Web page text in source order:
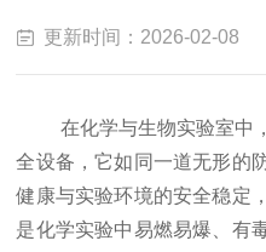
更新时间：2026-02-08
在化学与生物实验室中
全设备，它如同一道无形的
健康与实验环境的安全稳定
是化学实验中易燃易爆、有